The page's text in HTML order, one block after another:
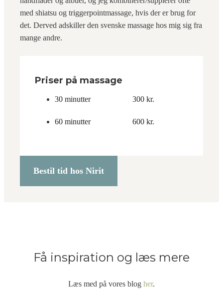
med shiatsu og triggerpointmassage, hvis der er brug for
det. Derved adskiller den svenske massage hos mig sig fra
mange andre.
Priser på massage
30 minutter 300 kr.
60 minutter 600 kr.
Bestil tid hos Nirit
Få inspiration og læs mere
Læs med på vores blog her.